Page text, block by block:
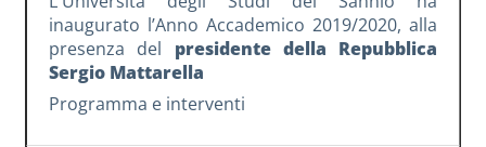
inaugurato l’Anno Accademico 2019/2020, alla
presenza del presidente della Repubblica
Sergio Mattarella
Programma e interventi